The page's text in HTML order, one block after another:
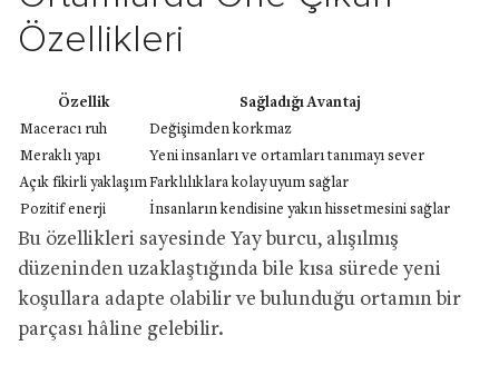
Özellikleri
Özellik
Sağladığı Avantaj
Maceracı ruh
Değişimden korkmaz
Meraklı yapı
Yeni insanları ve ortamları tanımayı sever
Açık fikirli yaklaşımFarklılıklara kolay uyum sağlar
Pozitif enerji
İnsanların kendisine yakın hissetmesini sağlar
Bu özellikleri sayesinde Yay burcu, alışılmış
düzeninden uzaklaştığında bile kısa sürede yeni
koşullara adapte olabilir ve bulunduğu ortamın bir
parçası hâline gelebilir.